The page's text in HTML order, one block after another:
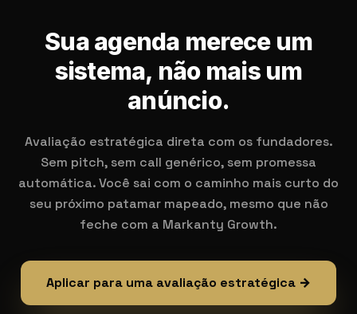
Sua agenda merece um
sistema, não mais um
anúncio.
Avaliação estratégica direta com os fundadores.
Sem pitch, sem call genérico, sem promessa
automática. Você sai com o caminho mais curto do
seu próximo patamar mapeado, mesmo que não
feche com a Markanty Growth.
Aplicar para uma avaliação estratégica →